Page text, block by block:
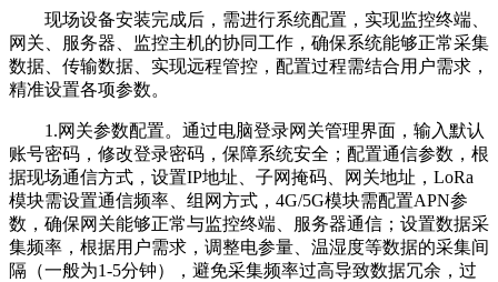
现场设备安装完成后，需进行系统配置，实现监控终端、
网关、服务器、监控主机的协同工作，确保系统能够正常采集
数据、传输数据、实现远程管控，配置过程需结合用户需求，
精准设置各项参数。
1.网关参数配置。通过电脑登录网关管理界面，输入默认
账号密码，修改登录密码，保障系统安全；配置通信参数，根
据现场通信方式，设置IP地址、子网掩码、网关地址，LoRa
模块需设置通信频率、组网方式，4G/5G模块需配置APN参
数，确保网关能够正常与监控终端、服务器通信；设置数据采
集频率，根据用户需求，调整电参量、温湿度等数据的采集间
隔（一般为1-5分钟），避免采集频率过高导致数据冗余，过